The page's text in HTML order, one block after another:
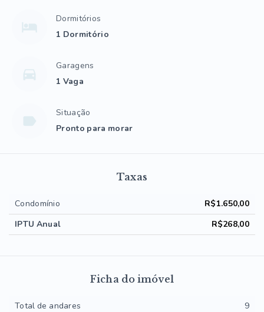
Dormitórios
1 Dormitório
Garagens
1 Vaga
Situação
Pronto para morar
Taxas
Condomínio
R$1.650,00
IPTU Anual
R$268,00
Ficha do imóvel
Total de andares
9